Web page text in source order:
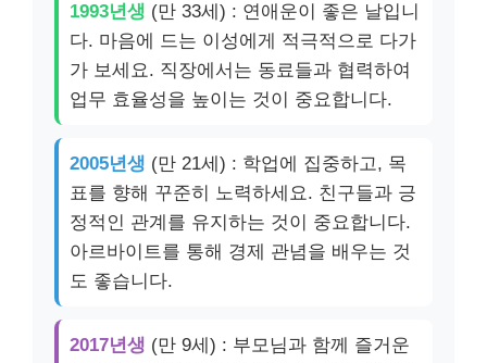
1993년생 (만 33세) : 연애운이 좋은 날입니
다. 마음에 드는 이성에게 적극적으로 다가
가 보세요. 직장에서는 동료들과 협력하여
업무 효율성을 높이는 것이 중요합니다.
2005년생 (만 21세) : 학업에 집중하고, 목
표를 향해 꾸준히 노력하세요. 친구들과 긍
정적인 관계를 유지하는 것이 중요합니다.
아르바이트를 통해 경제 관념을 배우는 것
도 좋습니다.
2017년생 (만 9세) : 부모님과 함께 즐거운